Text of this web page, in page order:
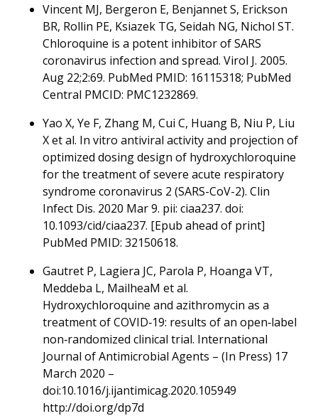
Vincent MJ, Bergeron E, Benjannet S, Erickson
BR, Rollin PE, Ksiazek TG, Seidah NG, Nichol ST.
Chloroquine is a potent inhibitor of SARS
coronavirus infection and spread. Virol J. 2005.
Aug 22;2:69. PubMed PMID: 16115318; PubMed
Central PMCID: PMC1232869.
Yao X, Ye F, Zhang M, Cui C, Huang B, Niu P, Liu
X et al. In vitro antiviral activity and projection of
optimized dosing design of hydroxychloroquine
for the treatment of severe acute respiratory
syndrome coronavirus 2 (SARS-CoV-2). Clin
Infect Dis. 2020 Mar 9. pii: ciaa237. doi:
10.1093/cid/ciaa237. [Epub ahead of print]
PubMed PMID: 32150618.
Gautret P, Lagiera JC, Parola P, Hoanga VT,
Meddeba L, MailheaM et al.
Hydroxychloroquine and azithromycin as a
treatment of COVID‐19: results of an open‐label
non‐randomized clinical trial. International
Journal of Antimicrobial Agents – (In Press) 17
March 2020 –
doi:10.1016/j.ijantimicag.2020.105949
http://doi.org/dp7d